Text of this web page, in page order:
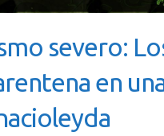
severo:
en